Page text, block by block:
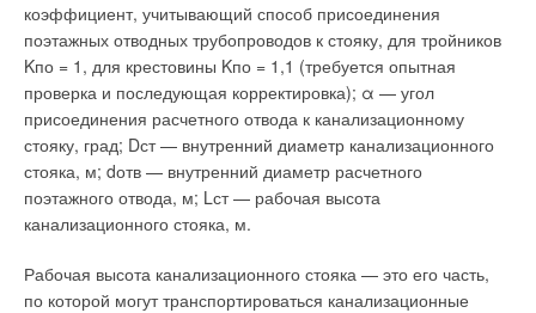
коэффициент, учитывающий способ присоединения
поэтажных отводных трубопроводов к стояку, для тройников
Kпо = 1, для крестовины Kпо = 1,1 (требуется опытная
проверка и последующая корректировка); α — угол
присоединения расчетного отвода к канализационному
стояку, град; Dст — внутренний диаметр канализационного
стояка, м; dотв — внутренний диаметр расчетного
поэтажного отвода, м; Lст — рабочая высота
канализационного стояка, м.
Рабочая высота канализационного стояка — это его часть,
по которой могут транспортироваться канализационные